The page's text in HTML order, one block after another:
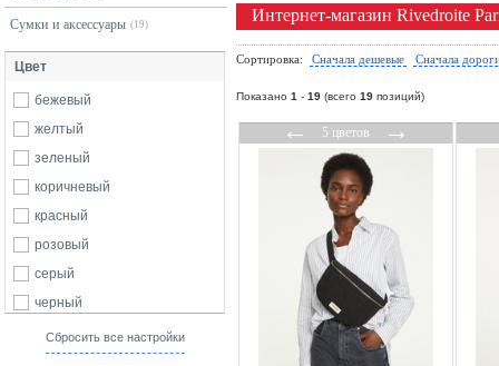
Сумки и аксессуары (19)
Цвет
бежевый
желтый
зеленый
коричневый
красный
розовый
серый
черный
Сбросить все настройки
Интернет-магазин Rivedroite
Сортировка: Сначала дешевые Сначала
Показано 1 - 19 (всего 19 позиций)
←5 цветов→